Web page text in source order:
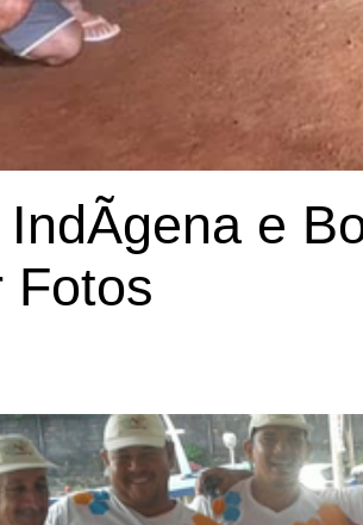
IndÃ­gena e
Fotos